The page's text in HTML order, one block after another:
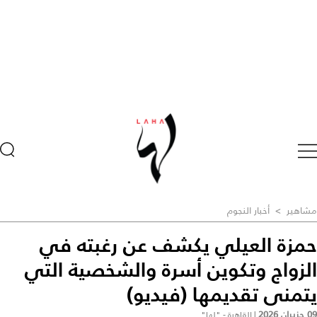
مشاهير > أخبار النجوم
حمزة العيلي يكشف عن رغبته في
الزواج وتكوين أسرة والشخصية التي
يتمنى تقديمها (فيديو)